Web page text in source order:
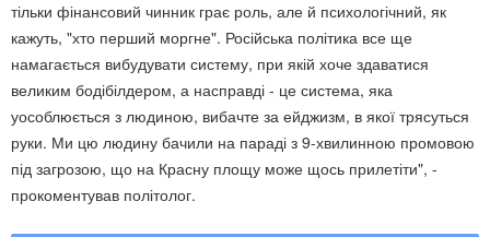
тільки фінансовий чинник грає роль, але й психологічний, як
кажуть, "хто перший моргне". Російська політика все ще
намагається вибудувати систему, при якій хоче здаватися
великим бодібілдером, а насправді - це система, яка
уособлюється з людиною, вибачте за ейджизм, в якої трясуться
руки. Ми цю людину бачили на параді з 9-хвилинною промовою
під загрозою, що на Красну площу може щось прилетіти", -
прокоментував політолог.